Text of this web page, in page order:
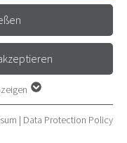
AWARDS
Funktionen der
dass die Webseite
| Data Protection Policy